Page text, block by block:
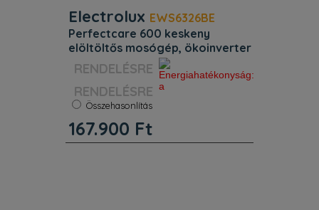
Electrolux EWS6326BE
perfectcare 600 keskeny
elöltöltős mosógép, ökoinverter
motor
Energiaosztály: A
Kapacitás:
Súly: 59 kg
Centrifuga: 1150 f/p
Jellemzők. TimeManager funkció:
RENDELÉSRE
Összehasonlítás
167.900 Ft